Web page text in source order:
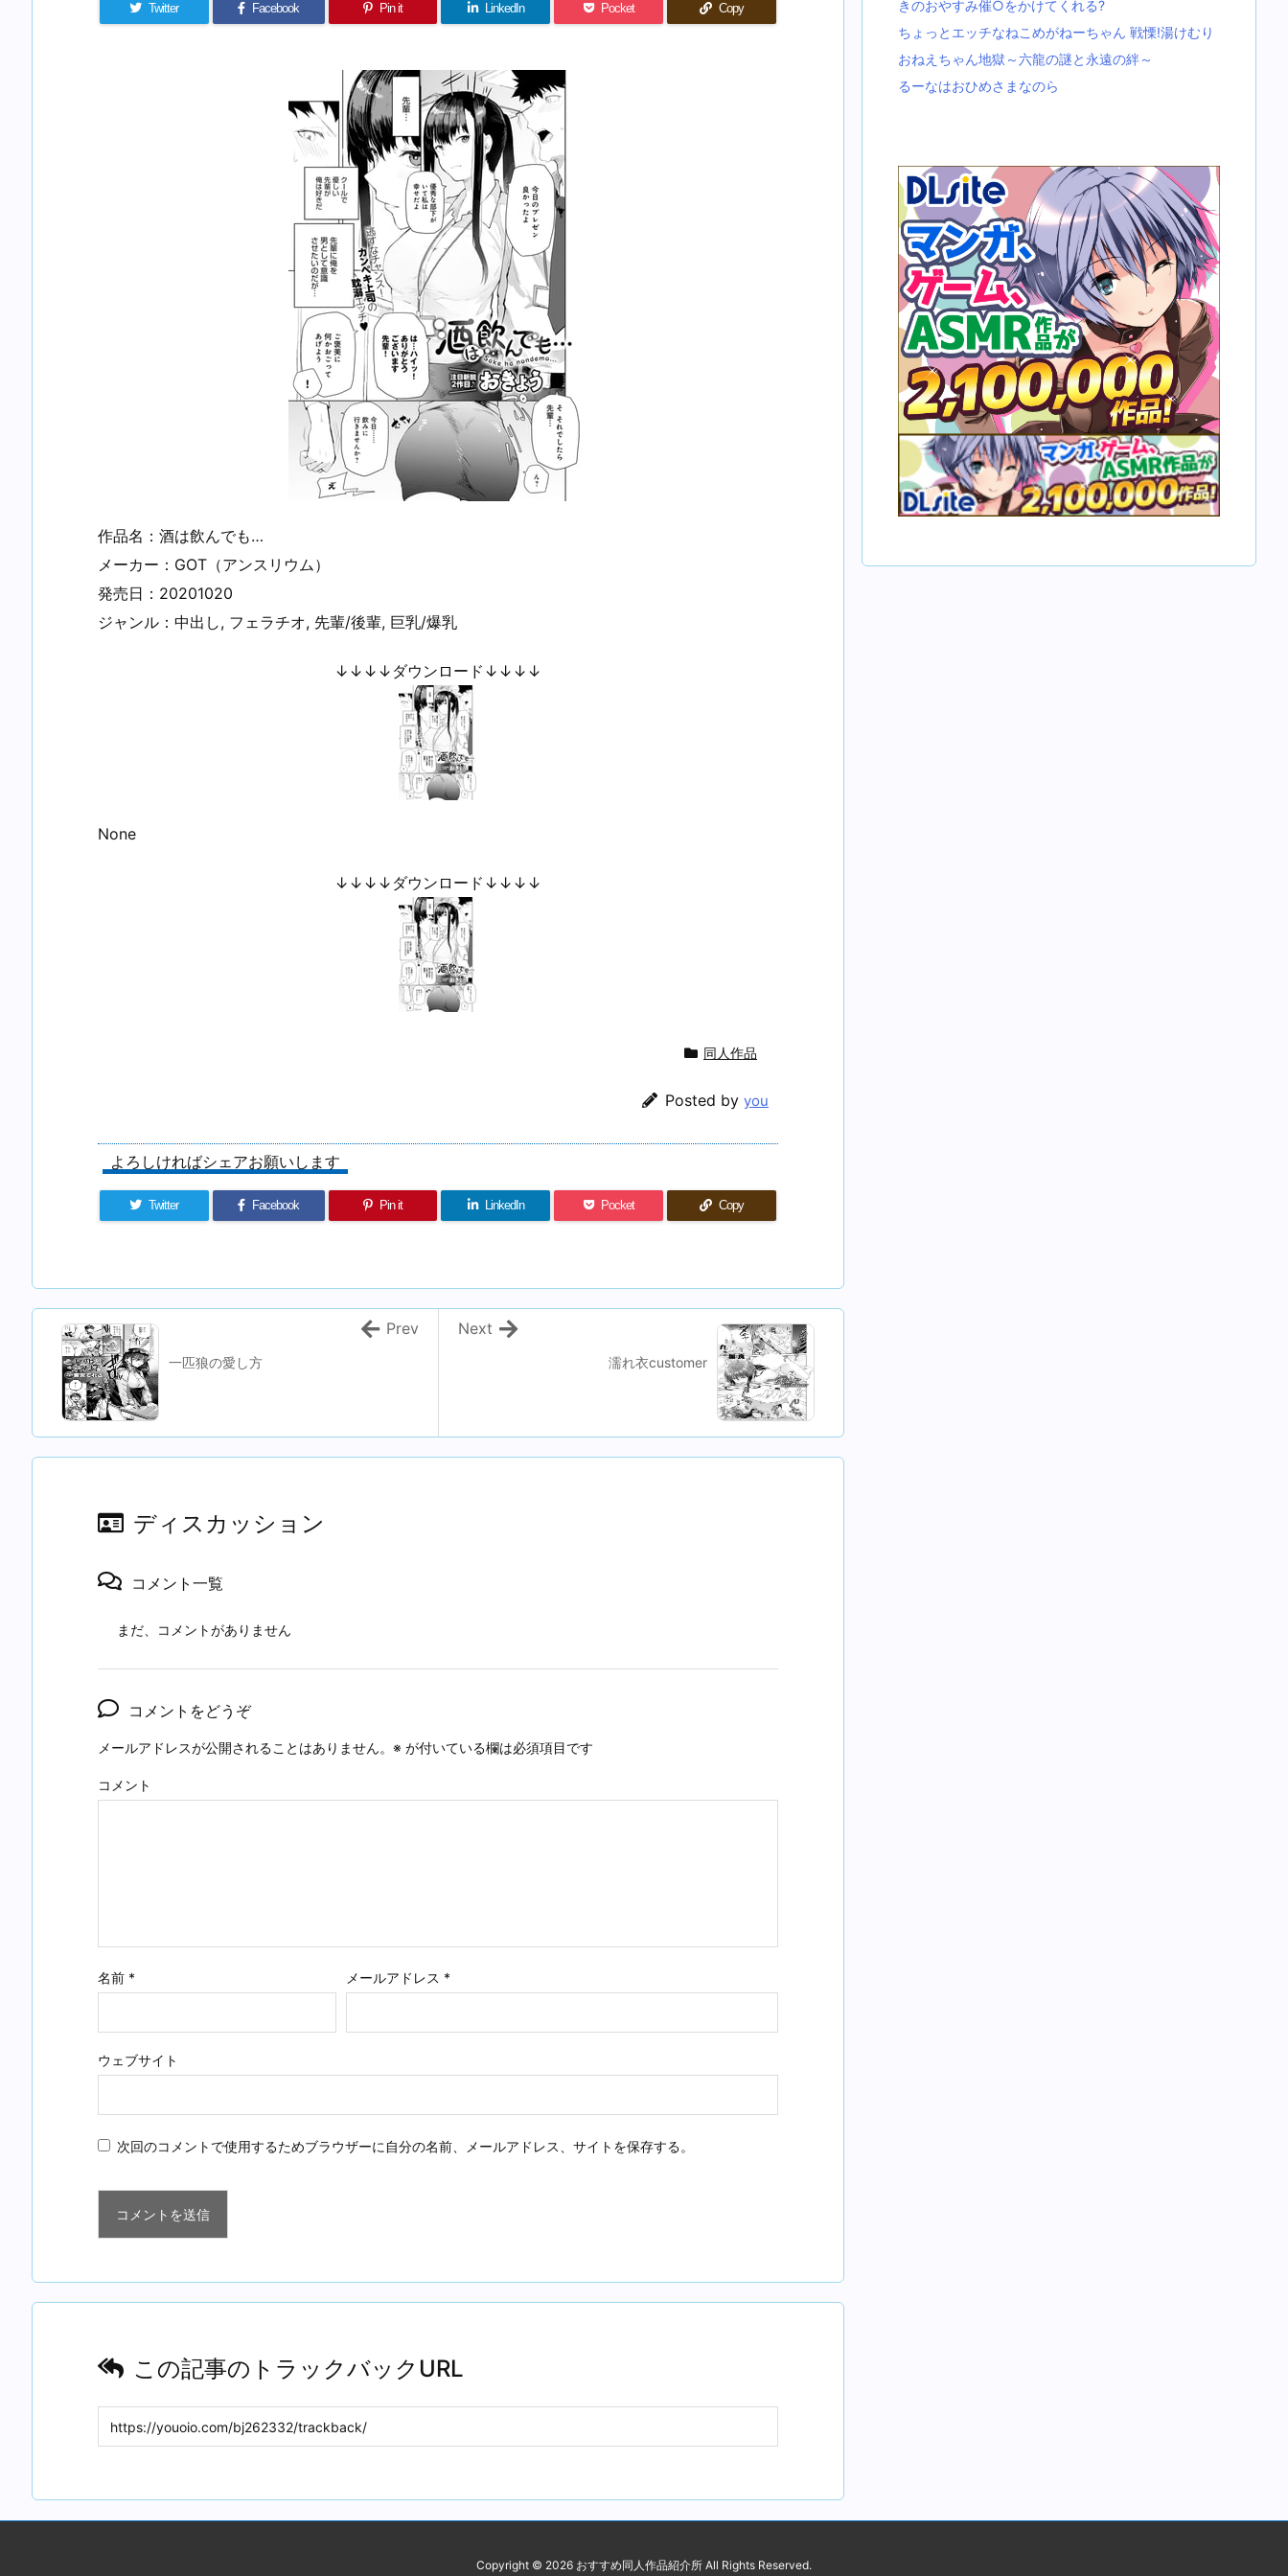
Twitter Facebook Pin it LinkedIn Pocket Copy
作品名：酒は飲んでも…
メーカー：GOT（アンスリウム）
発売日：20201020
ジャンル：中出し, フェラチオ, 先輩/後輩, 巨乳/爆乳
↓↓↓↓ダウンロード↓↓↓↓
None
↓↓↓↓ダウンロード↓↓↓↓
同人作品
Posted by you
よろしければシェアお願いします
Twitter Facebook Pin it LinkedIn Pocket Copy
濡れ衣customer
Next
一匹狼の愛し方
Prev
ディスカッション
コメント一覧
まだ、コメントがありません
コメントをどうぞ
メールアドレスが公開されることはありません。 ※ が付いている欄は必須項目です
コメント
名前 * メールアドレス *
ウェブサイト
次回のコメントで使用するためブラウザーに自分の名前、メールアドレス、サイトを保存する。
この記事のトラックバックURL
きのおやすみ催○をかけてくれる?
ちょっとエッチなねこめがねーちゃん 戦慄!湯けむり
おねえちゃん地獄～六龍の謎と永遠の絆～
るーなはおひめさまなのら
Copyright © 2026 おすすめ同人作品紹介所 All Rights Reserved.